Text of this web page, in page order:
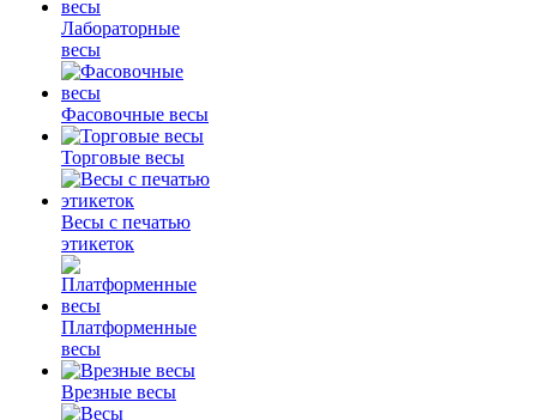
Лабораторные
весы
Фасовочные весы
Торговые весы
Весы с печатью
этикеток
Платформенные
весы
Врезные весы